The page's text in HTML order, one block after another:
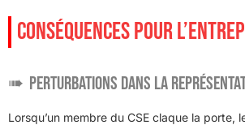
CONSÉQUENCES POUR
Perturbations dans la
Lorsqu’un membre du CSE claque la porte,